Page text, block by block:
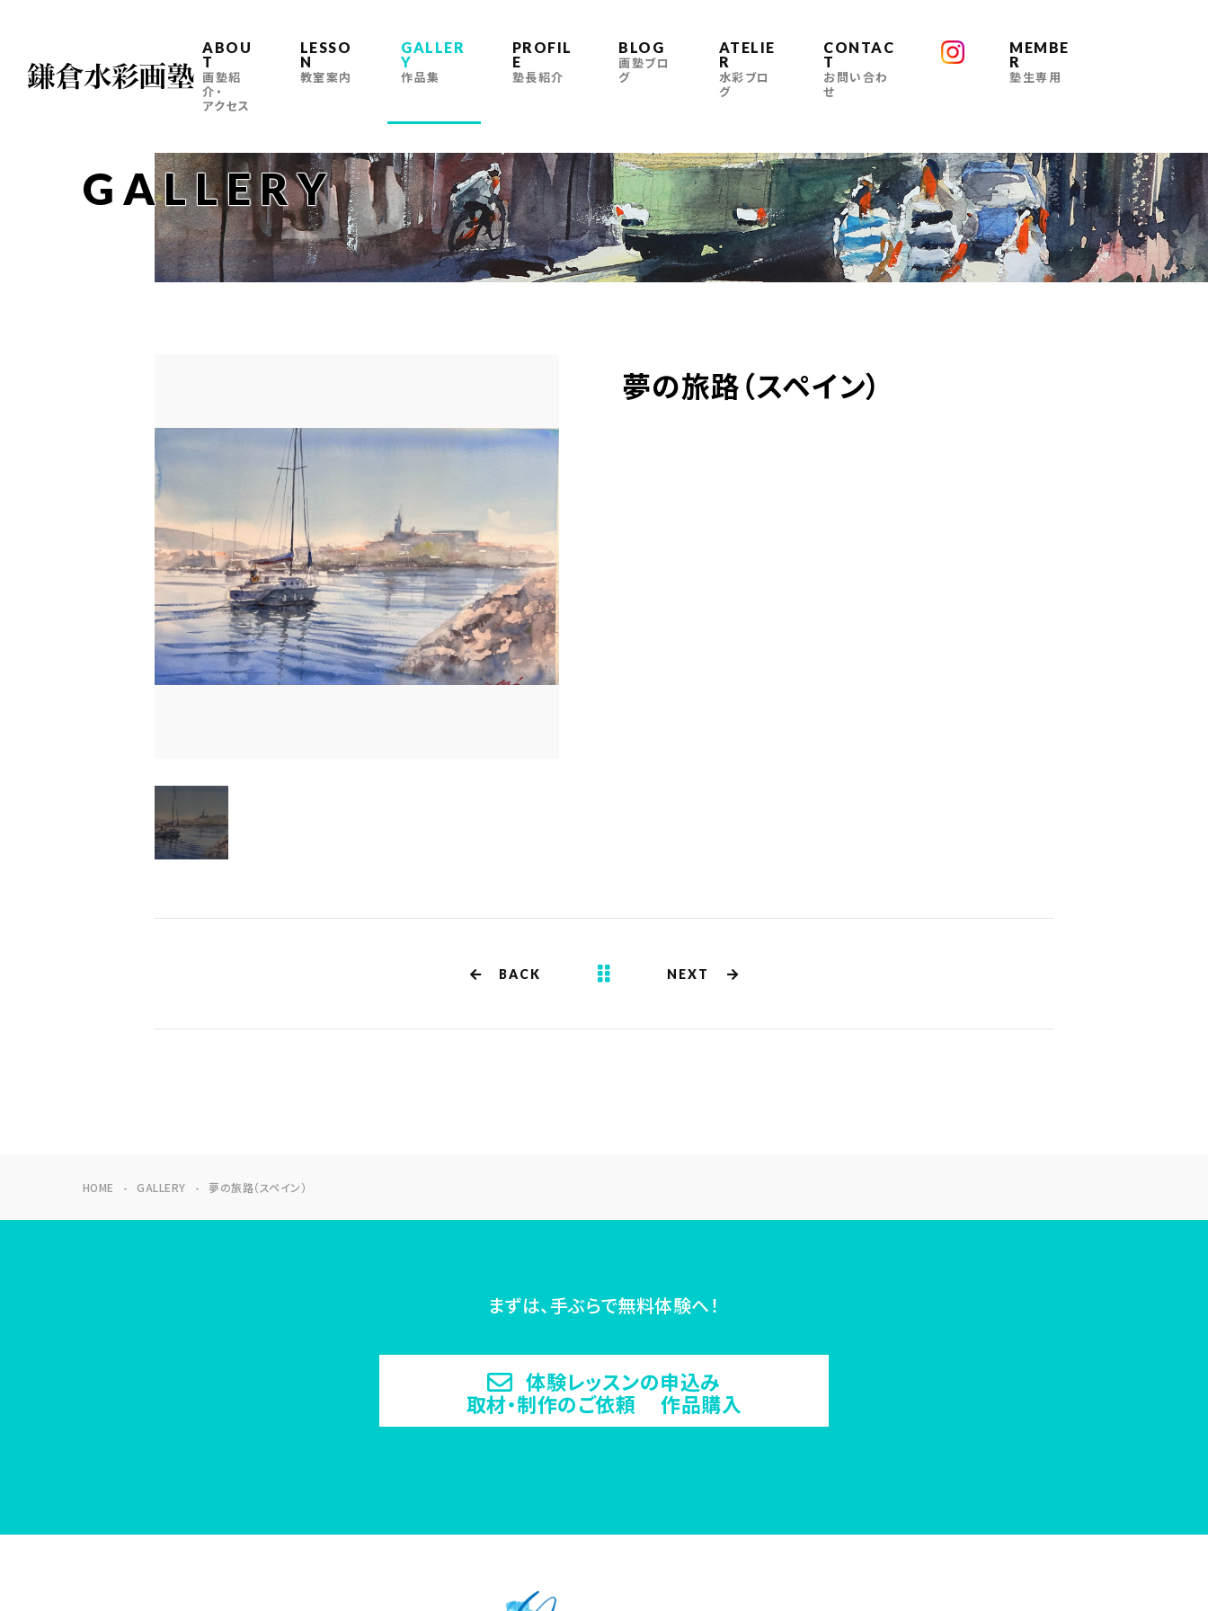
ABOU
T
画塾紹
介・
アクセス
LESSO
N
教室案内
GALLER
Y
作品集
PROFIL
E
塾長紹介
BLOG
画塾ブロ
グ
ATELIE
R
水彩ブロ
グ
CONTAC
T
お問い合わ
せ
MEMBE
R
塾生専用
GALLERY
夢の旅路（スペイン）
BACK NEXT
HOME GALLERY 夢の旅路（スペイン）
まずは、手ぶらで無料体験へ！
体験レッスンの申込み
取材・制作のご依頼 作品購入